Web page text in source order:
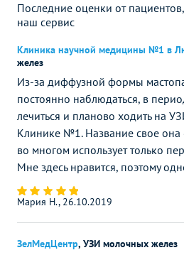
Последние оценки от
наш сервис
Клиника научной медицины №1 в
желез
Из-за диффузной формы
постоянно наблюдаться, в
лечиться и планово ходить на
Клинике №1. Название свое она
во многом использует только
Мне здесь нравится, поэтому
Мария Н., 26.10.2019
ЗелМедЦентр, УЗИ молочных желез